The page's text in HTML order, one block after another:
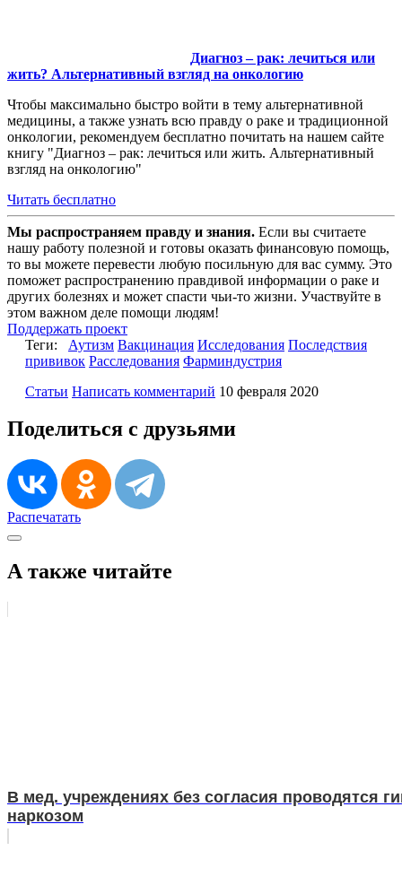
Диагноз – рак: лечиться или
жить? Альтернативный взгляд на онкологию
Чтобы максимально быстро войти в тему альтернативной
медицины, а также узнать всю правду о раке и традиционной
онкологии, рекомендуем бесплатно почитать на нашем сайте
книгу "Диагноз – рак: лечиться или жить. Альтернативный
взгляд на онкологию"
Читать бесплатно
Мы распространяем правду и знания. Если вы считаете
нашу работу полезной и готовы оказать финансовую помощь,
то вы можете перевести любую посильную для вас сумму. Это
поможет распространению правдивой информации о раке и
других болезнях и может спасти чьи-то жизни. Участвуйте в
этом важном деле помощи людям!
Поддержать проект
Теги: Аутизм Вакцинация Исследования Последствия
прививок Расследования Фарминдустрия
Статьи Написать комментарий 10 февраля 2020
Поделиться с друзьями
Распечатать
А также читайте
В мед. учреждениях без согласия проводятся
наркозом